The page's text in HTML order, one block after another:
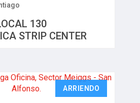
130
STRIP CENTER
ARRIENDO